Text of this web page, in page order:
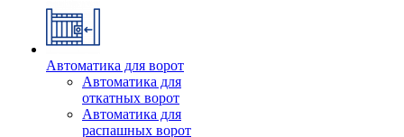
Автоматика для ворот
Автоматика для
откатных ворот
Автоматика для
распашных ворот